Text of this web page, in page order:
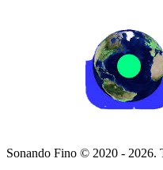
Sonando Fino © 2020 - 2026.